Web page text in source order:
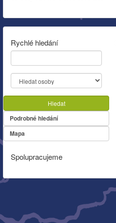
Rychlé hledání
Hledat
Podrobné hledání
Mapa
Spolupracujeme